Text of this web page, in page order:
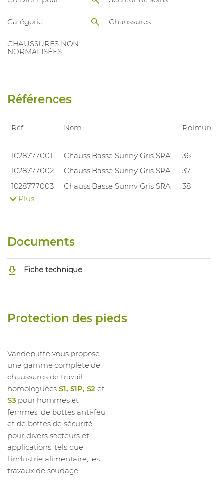
Catégorie Chaussures
CHAUSSURES NON
NORMALISÉES
Références
Réf. Nom
1028777001 Chauss Basse Sunny Gris SRA
36
1028777002
Chauss Basse Sunny Gris SRA
37
1028777003
Chauss Basse Sunny Gris SRA
38
1028777004
1028777007
Chauss Basse Sunny Gris SRA
Plus
Documents
Fiche technique
Protection des pieds
Vandeputte vous propose
une gamme complète de
chaussures de travail
homologuées S1, S1P, S2 et
S3 pour hommes et
femmes, de bottes anti-feu
et de bottes de sécurité
pour divers secteurs et
applications, tels que
l'industrie alimentaire, les
travaux de soudage,...